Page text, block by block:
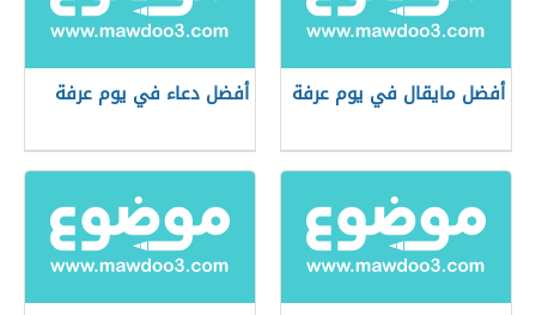
أفضل مايقال في يوم عرفة أفضل دعاء في يوم عرفة